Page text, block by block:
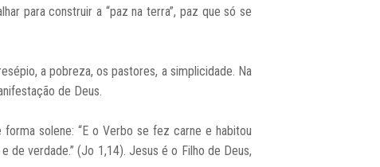
para construir a “paz na terra”, paz que só se
a pobreza, os pastores, a simplicidade. Na
de Deus.
solene: “E o Verbo se fez carne e habitou
de verdade.” (Jo 1,14). Jesus é o Filho de Deus,